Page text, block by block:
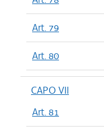
Art. 79
Art. 80
CAPO VII
Art. 81